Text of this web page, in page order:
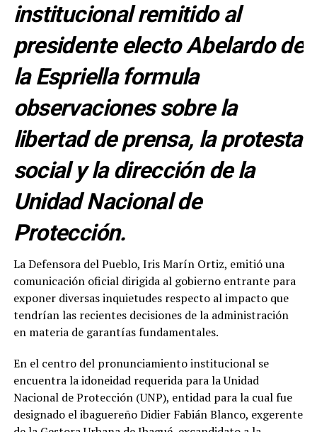
institucional remitido al
presidente electo Abelardo de
la Espriella formula
observaciones sobre la
libertad de prensa, la protesta
social y la dirección de la
Unidad Nacional de
Protección.
La Defensora del Pueblo, Iris Marín Ortiz, emitió una
comunicación oficial dirigida al gobierno entrante para
exponer diversas inquietudes respecto al impacto que
tendrían las recientes decisiones de la administración
en materia de garantías fundamentales.
En el centro del pronunciamiento institucional se
encuentra la idoneidad requerida para la Unidad
Nacional de Protección (UNP), entidad para la cual fue
designado el ibaguereño Didier Fabián Blanco, exgerente